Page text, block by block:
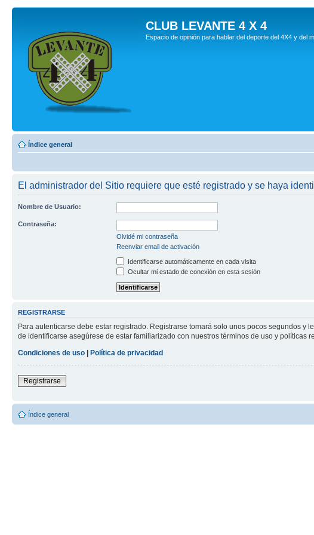
CLUB LEVANTE 4 X 4
Espacio de opinión para hablar del deporte del 4X4 y del
Índice general
El administrador del Sitio requiere que esté registrado y se haya
Nombre de Usuario:
Contraseña:
Olvidé mi contraseña
Reenviar email de activación
Identificarse automáticamente en cada visita
Ocultar mi estado de conexión en esta sesión
REGISTRARSE
Para autenticarse debe estar registrado. Registrarse tomará solo unos pocos segundos
de identificarse asegúrese de estar familiarizado con nuestros términos de uso y políticas
Condiciones de uso | Política de privacidad
Registrarse
Índice general